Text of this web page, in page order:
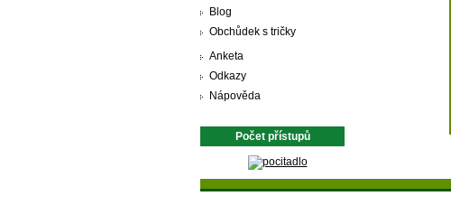
Blog
Obchůdek s tričky
Anketa
Odkazy
Nápověda
Počet přístupů